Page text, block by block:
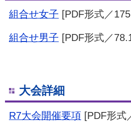
組合せ女子 [PDF形式／
組合せ男子 [PDF形式／
大会詳細
R7大会開催要項[PDF形式